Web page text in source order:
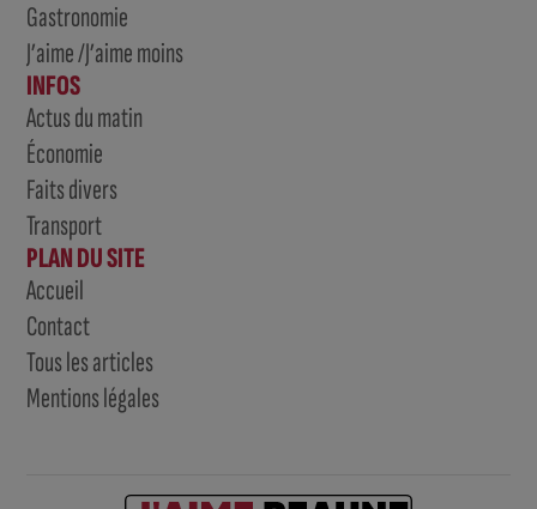
Gastronomie
J’aime /J’aime moins
INFOS
Actus du matin
Économie
Faits divers
Transport
PLAN DU SITE
Accueil
Contact
Tous les articles
Mentions légales